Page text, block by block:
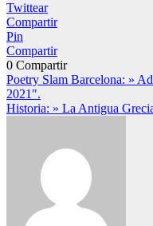
Twittear
Compartir
Pin
Compartir
0 Compartir
Navegación
de
Poetry Slam Barcelona: »
2021″.
Historia: » La Antigua